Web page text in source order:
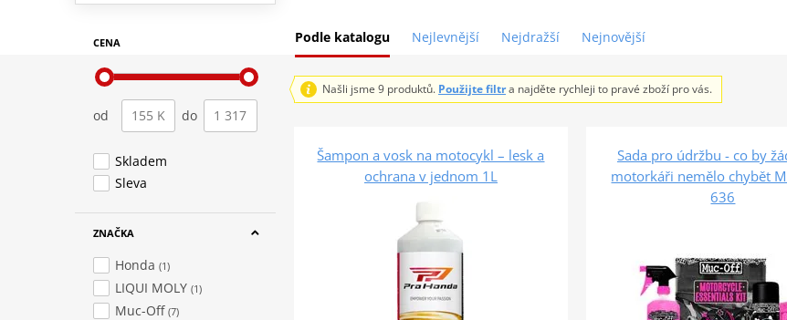
Podle katalogu Nejlevnější Nejdražší Nejnovější
CENA
od do
Skladem
Sleva
ZNAČKA
Honda (1)
LIQUI MOLY (1)
Muc-Off (7)
Našli jsme 9 produktů. Použijte filtra najděte rychleji to pravé zboží pro vás.
Šampon a vosk na motocykl – lesk a
ochrana v jednom 1L
Sada pro údržbu - co by
motorkáři nemělo chybět
636